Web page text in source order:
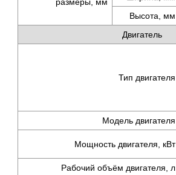
Высота, мм
Двигатель
Тип двигателя
Модель двигателя
Мощность двигателя, кВт
Рабочий объём двигателя, л